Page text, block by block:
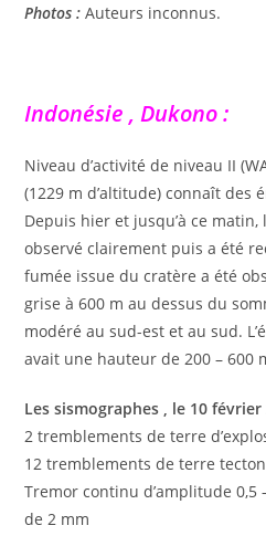
Photos : Auteurs inconnus.
Indonésie , Dukono :
Niveau d’activité de niveau II
(1229 m d’altitude) connaît des
Depuis hier et jusqu’à ce
observé clairement puis a été
fumée issue du cratère a été
grise à 600 m au dessus du
modéré au sud-est et au sud.
avait une hauteur de 200 – 600
Les sismographes , le 10
2 tremblements de terre
12 tremblements de terre
Tremor continu d’amplitude
de 2 mm